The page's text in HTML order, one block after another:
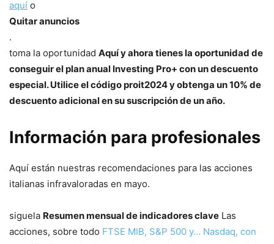
aquí o
Quitar anuncios
.
toma la oportunidad Aquí y ahora tienes la oportunidad de
conseguir el plan anual Investing Pro+ con un descuento
especial. Utilice el código proit2024 y obtenga un 10% de
descuento adicional en su suscripción de un año.
Información para profesionales
Aquí están nuestras recomendaciones para las acciones
italianas infravaloradas en mayo.
siguela Resumen mensual de indicadores clave Las
acciones, sobre todo FTSE MIB, S&P 500 y… Nasdaq, con